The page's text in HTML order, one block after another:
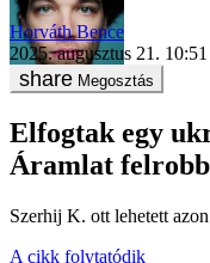
Horváth Bence
2025. augusztus 21. 10:51
Megosztás
Elfogtak egy
Áramlat
Szerhij K. ott lehetett
A cikk folytatódik